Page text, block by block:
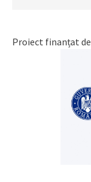
Proiect finanțat de